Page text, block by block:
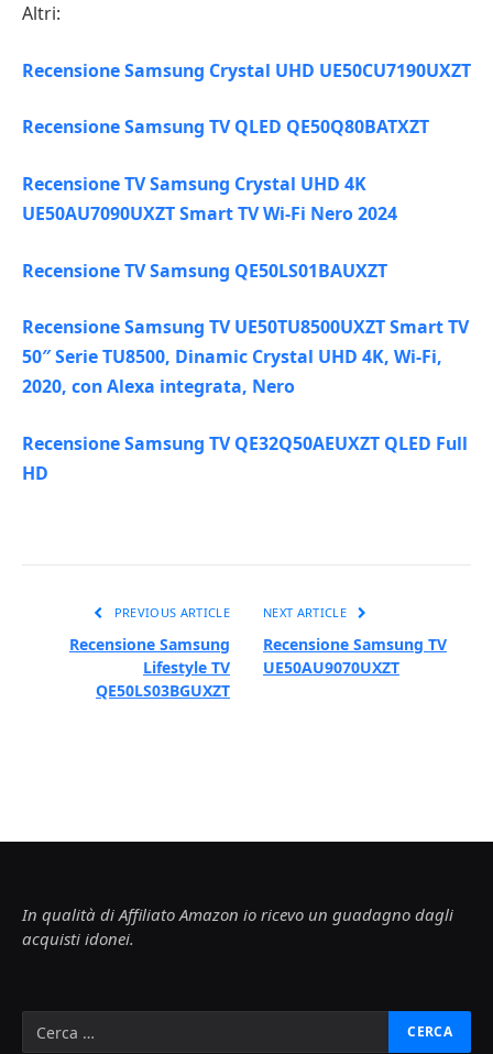
Altri:
Recensione Samsung Crystal UHD UE50CU7190UXZT
Recensione Samsung TV QLED QE50Q80BATXZT
Recensione TV Samsung Crystal UHD 4K
UE50AU7090UXZT Smart TV Wi-Fi Nero 2024
Recensione TV Samsung QE50LS01BAUXZT
Recensione Samsung TV UE50TU8500UXZT Smart TV
50″ Serie TU8500, Dinamic Crystal UHD 4K, Wi-Fi,
2020, con Alexa integrata, Nero
Recensione Samsung TV QE32Q50AEUXZT QLED Full
HD
PREVIOUS ARTICLE
Recensione Samsung
Lifestyle TV
QE50LS03BGUXZT
NEXT ARTICLE
Recensione Samsung TV
UE50AU9070UXZT
In qualità di Affiliato Amazon io ricevo un guadagno dagli
acquisti idonei.